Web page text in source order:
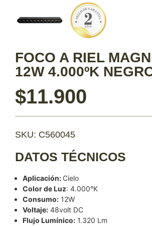
FOCO A RIEL
12W 4.000ºK
$11.900
SKU: C560045
DATOS TÉCNICOS
Aplicación: Cielo
Color de Luz: 4.000°K
Consumo: 12W
Voltaje: 48volt DC
Flujo Lumínico: 1.320 Lm